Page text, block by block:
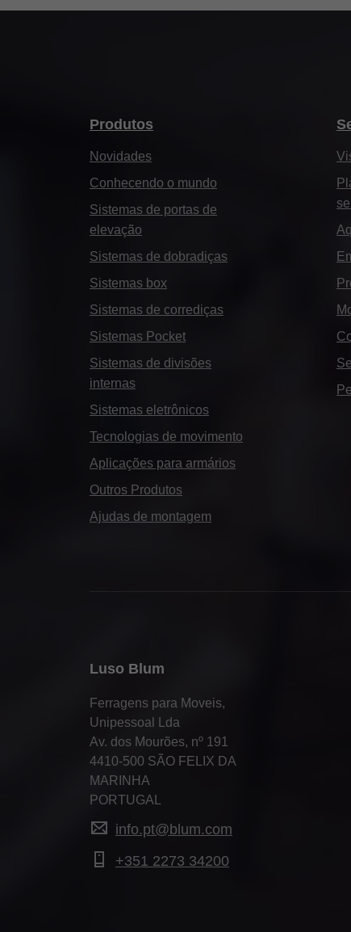
Produtos
Novidades
Conhecendo o mundo
Sistemas de portas de
elevação
Sistemas de dobradiças
Sistemas box
Sistemas de corrediças
Sistemas Pocket
Sistemas de divisões
internas
Sistemas eletrônicos
Tecnologias de movimento
Aplicações para armários
Outros Produtos
Ajudas de montagem
Luso Blum
Ferragens para Moveis,
Unipessoal Lda
Av. dos Mourões, nº 191
4410-500 SÃO FELIX DA
MARINHA
PORTUGAL
info.pt@blum.com
+351 2273 34200